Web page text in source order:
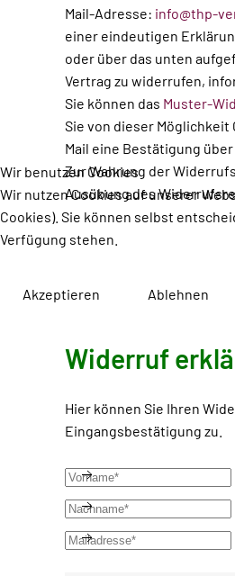
Mail-Adresse: info@thp-
einer eindeutigen
oder über das unten
Vertrag zu widerrufen,
Sie können das Muster-
Sie von dieser
Mail eine Bestätigung
Zur Wahrung der
Ausübung des
Widerruf
Hier können Sie Ihren
Eingangsbestätigung zu.
Wir benutzen Cookies
Wir nutzen Cookies auf unserer
Cookies). Sie können selbst
Verfügung stehen.
Akzeptieren
Ablehnen